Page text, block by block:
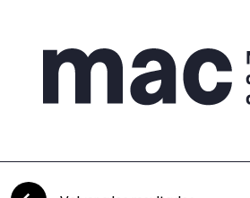
Saltar al contenido